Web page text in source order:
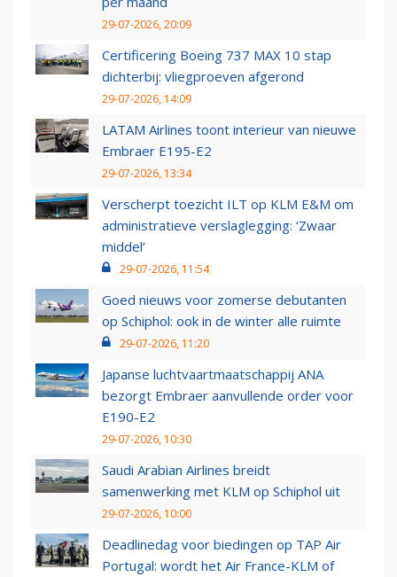
29-07-2026, 20:09
Certificering Boeing 737 MAX 10 stap
dichterbij: vliegproeven afgerond
29-07-2026, 14:09
LATAM Airlines toont interieur van nieuwe
Embraer E195-E2
29-07-2026, 13:34
Verscherpt toezicht ILT op KLM E&M om
administratieve verslaglegging: ‘Zwaar
middel’
29-07-2026, 11:54
Goed nieuws voor zomerse debutanten
op Schiphol: ook in de winter alle ruimte
29-07-2026, 11:20
Japanse luchtvaartmaatschappij ANA
bezorgt Embraer aanvullende order voor
E190-E2
29-07-2026, 10:30
Saudi Arabian Airlines breidt
samenwerking met KLM op Schiphol uit
29-07-2026, 10:00
Deadlinedag voor biedingen op TAP Air
Portugal: wordt het Air France-KLM of